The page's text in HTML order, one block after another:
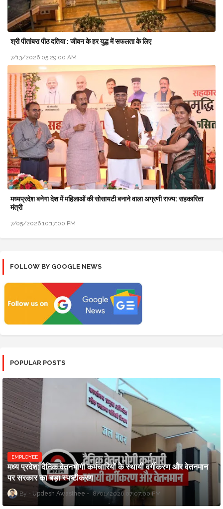
श्री पीतांबरा पीठ दतिया : जीवन के हर युद्ध में सफलता के लिए
7/13/2026 05:29:00 AM
मध्यप्रदेश बनेगा देश में महिलाओं की सोसायटी बनाने वाला अग्रणी राज्य: सहकारिता
मंत्री
7/05/2026 10:17:00 PM
FOLLOW BY GOOGLE NEWS
POPULAR POSTS
EMPLOYEE
मध्य प्रदेश: दैनिक वेतनभोगी कर्मचारियों के स्थायी वर्गीकरण और वेतनमान
पर सरकार का बड़ा स्पष्टीकरण
Updesh Awasthee 8/01/2026 07:07:00 PM